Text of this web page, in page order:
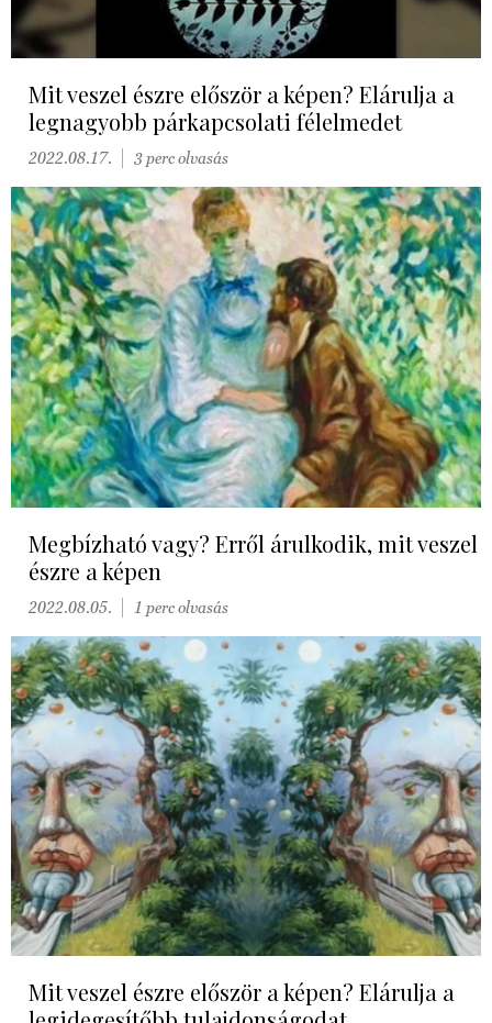
Mit veszel észre először a képen? Elárulja a
legnagyobb párkapcsolati félelmedet
2022.08.17. 3 perc olvasás
Megbízható vagy? Erről árulkodik, mit veszel
észre a képen
2022.08.05. 1 perc olvasás
Mit veszel észre először a képen? Elárulja a